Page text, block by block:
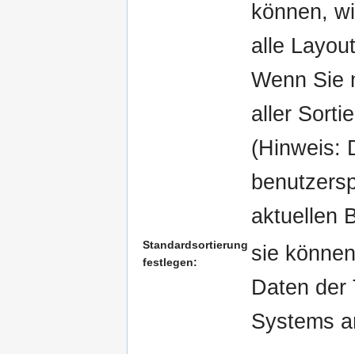
können,
alle
Wenn Sie
aller
(Hinweis:
aktuellen
Standardsortierung
festlegen:
sie
Daten der
Systems